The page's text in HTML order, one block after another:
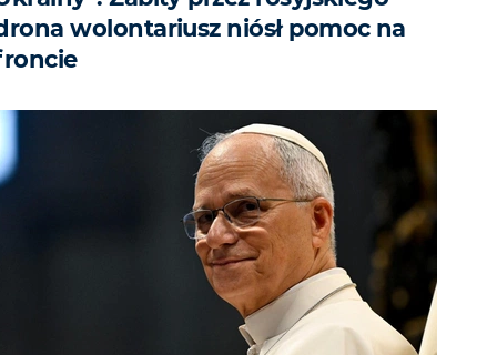
wolontariusz niósł pomoc na